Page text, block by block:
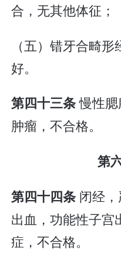
合，无其他体征；
（五）错牙合畸
好。
第四十三条慢性
肿瘤，不合格。
第
第四十四条 闭经
出血，功能性子宫
症，不合格。